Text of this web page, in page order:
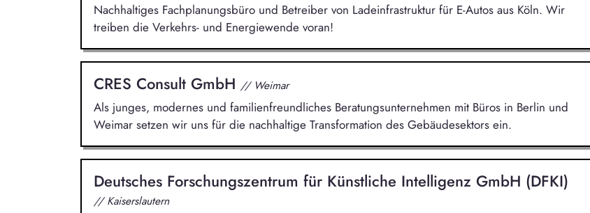
Nachhaltiges Fachplanungsbüro und Betreiber von Ladeinfrastruktur für E-Autos aus Köln. Wir
treiben die Verkehrs- und Energiewende voran!
CRES Consult GmbH // Weimar
Als junges, modernes und familienfreundliches Beratungsunternehmen mit Büros in Berlin und
Weimar setzen wir uns für die nachhaltige Transformation des Gebäudesektors ein.
Deutsches Forschungszentrum für Künstliche Intelligenz GmbH (DFKI)
// Kaiserslautern